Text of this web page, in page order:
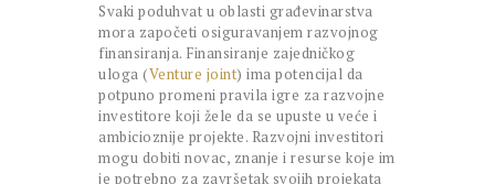
Svaki poduhvat u oblasti građevinarstva
mora započeti osiguravanjem razvojnog
finansiranja. Finansiranje zajedničkog
uloga (Venture joint) ima potencijal da
potpuno promeni pravila igre za razvojne
investitore koji žele da se upuste u veće i
ambicioznije projekte. Razvojni investitori
mogu dobiti novac, znanje i resurse koje im
je potrebno za završetak svojih projekata